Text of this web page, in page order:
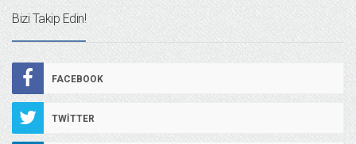
Bizi Takip Edin!
FACEBOOK
TWITTER